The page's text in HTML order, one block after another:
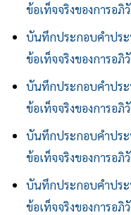
ข้อเท็จจริงของการอ
บันทึกประกอบคำประ
ข้อเท็จจริงของการอ
บันทึกประกอบคำประ
ข้อเท็จจริงของการอ
บันทึกประกอบคำประ
ข้อเท็จจริงของการอ
บันทึกประกอบคำประ
ข้อเท็จจริงของการอ